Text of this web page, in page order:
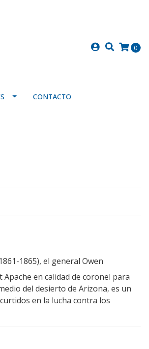
0
CONTACTO
1865), el general Owen
en calidad de coronel para
del desierto de Arizona, es un
en la lucha contra los